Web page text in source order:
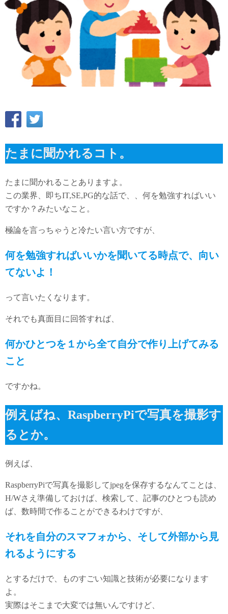
たまに聞かれるコト。
たまに聞かれることありますよ。
この業界、即ちIT,SE,PG的な話で、、何を勉強すればいい
ですか？みたいなこと。
極論を言っちゃうと冷たい言い方ですが、
何を勉強すればいいかを聞いてる時点で、向い
てないよ！
って言いたくなります。
それでも真面目に回答すれば、
何かひとつを１から全て自分で作り上げてみる
こと
ですかね。
例えばね、RaspberryPiで写真を撮影す
るとか。
例えば、
RaspberryPiで写真を撮影してjpegを保存するなんてことは、
H/Wさえ準備しておけば、検索して、記事のひとつも読め
ば、数時間で作ることができるわけですが、
それを自分のスマフォから、そして外部から見
れるようにする
とするだけで、ものすごい知識と技術が必要になります
よ。
実際はそこまで大変では無いんですけど、